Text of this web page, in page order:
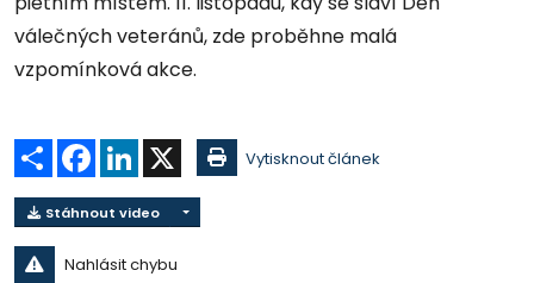
válečných veteránů, zde proběhne malá
vzpomínková akce.
Sdílet Facebook
LinkedIn Vytisknout článek
Stáhnout video
Nahlásit chybu